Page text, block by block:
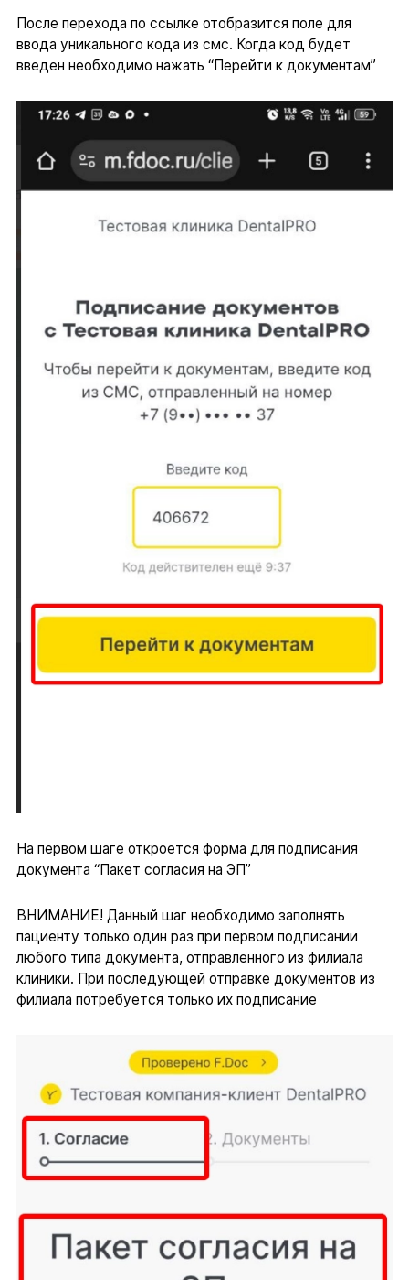
После перехода по ссылке отобразится поле для
ввода уникального кода из смс. Когда код будет
введен необходимо нажать “Перейти к документам”
На первом шаге откроется форма для подписания
документа “Пакет согласия на ЭП”
ВНИМАНИЕ! Данный шаг необходимо заполнять
пациенту только один раз при первом подписании
любого типа документа, отправленного из филиала
клиники. При последующей отправке документов из
филиала потребуется только их подписание